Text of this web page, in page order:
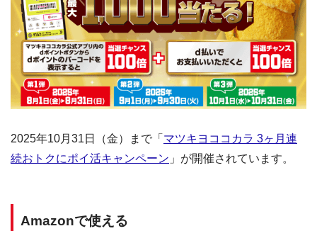
2025年10月31日（金）まで「 マツキヨココカラ 3ヶ月連
続おトクにポイ活キャンペーン 」が開催されています。
Amazonで使える